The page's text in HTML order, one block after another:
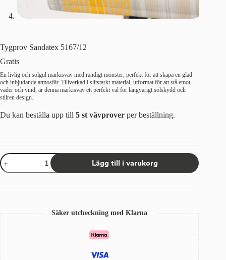
Tygprov Sandatex 5167/12
Gratis
En livlig och solgul markisväv med randigt mönster, perfekt för att skapa en glad
och inbjudande atmosfär. Tillverkad i slitstarkt material, utformat för att stå emot
väder och vind, är denna markisväv ett perfekt val för långvarigt solskydd och
stilren design.
Du kan beställa upp till 5 st vävprover per beställning.
Tygprov
Sandatex
5167/12
Lägg till i varukorg
Säker utcheckning med Klarna